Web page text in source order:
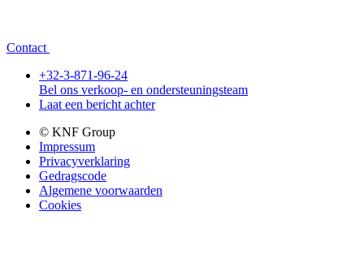
Contact
+32-3-871-96-24
Bel ons verkoop- en ondersteuningsteam
Laat een bericht achter
© KNF Group
Impressum
Privacyverklaring
Gedragscode
Algemene voorwaarden
Cookies